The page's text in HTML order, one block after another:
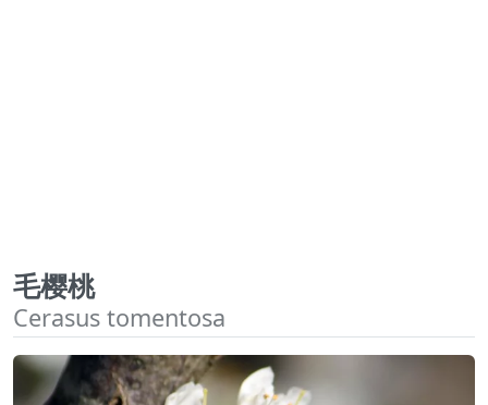
毛樱桃
Cerasus tomentosa